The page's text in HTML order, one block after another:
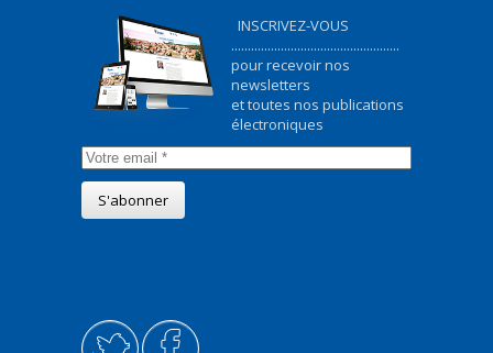
INSCRIVEZ-VOUS
...................................................
pour recevoir nos
newsletters
et toutes nos publications
électroniques